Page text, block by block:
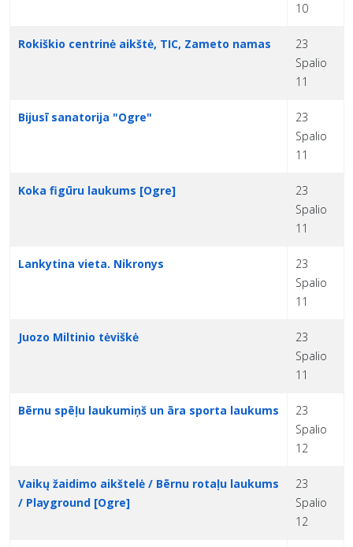
10
Rokiškio centrinė aikštė, TIC, Zameto namas
23
Spalio
11
Bijusī sanatorija "Ogre"
23
Spalio
11
Koka figūru laukums [Ogre]
23
Spalio
11
Lankytina vieta. Nikronys
23
Spalio
11
Juozo Miltinio tėviškė
23
Spalio
11
Bērnu spēļu laukumiņš un āra sporta laukums
23
Spalio
12
Vaikų žaidimo aikštelė / Bērnu rotaļu laukums
/ Playground [Ogre]
23
Spalio
12